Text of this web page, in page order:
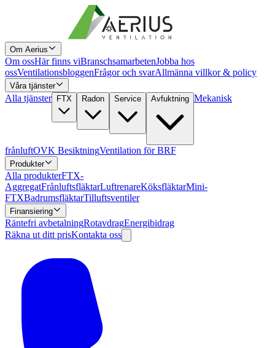
Om Aerius
Om ossHär finns viBranschsamarbetenJobba hos
ossVentilationsbloggenFrågor och svarAllmänna villkor & policy
Våra tjänster
Alla tjänster FTX Radon Service Avfuktning Mekanisk
frånluftOVK BesiktningVentilation för BRF
Produkter
Alla produkterFTX-
AggregatFrånluftsfläktarLuftrenareKöksfläktarMini-
FTXBadrumsfläktarTilluftsventiler
Finansiering
Räntefri avbetalningRotavdragEnergibidrag
Räkna ut ditt prisKontakta oss